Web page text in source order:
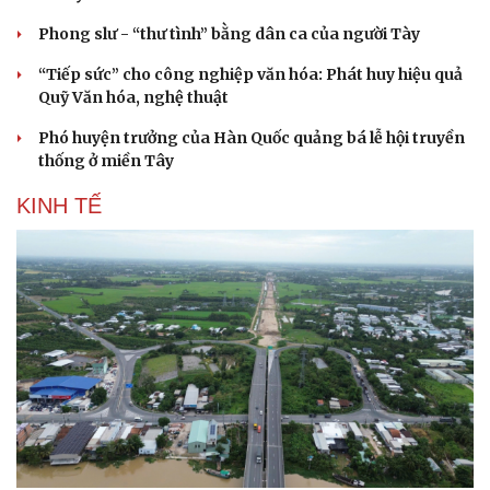
Phong slư - “thư tình” bằng dân ca của người Tày
“Tiếp sức” cho công nghiệp văn hóa: Phát huy hiệu quả
Quỹ Văn hóa, nghệ thuật
Phó huyện trưởng của Hàn Quốc quảng bá lễ hội truyền
thống ở miền Tây
KINH TẾ